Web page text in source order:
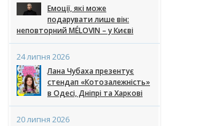
Емоції, які може
подарувати лише він:
неповторний MÉLOVIN – у Києві
24 липня 2026
Лана Чубаха презентує
стендап «Котозалежність»
в Одесі, Дніпрі та Харкові
20 липня 2026